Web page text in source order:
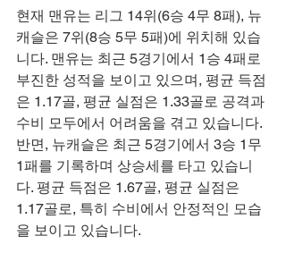
현재 맨유는 리그 14위(6승 4무 8패), 뉴
캐슬은 7위(8승 5무 5패)에 위치해 있습
니다. 맨유는 최근 5경기에서 1승 4패로
부진한 성적을 보이고 있으며, 평균 득점
은 1.17골, 평균 실점은 1.33골로 공격과
수비 모두에서 어려움을 겪고 있습니다.
반면, 뉴캐슬은 최근 5경기에서 3승 1무
1패를 기록하며 상승세를 타고 있습니
다. 평균 득점은 1.67골, 평균 실점은
1.17골로, 특히 수비에서 안정적인 모습
을 보이고 있습니다.